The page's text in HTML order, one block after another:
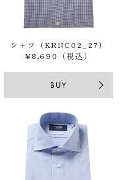
シャツ（KRNC02_27）
¥8,690（税込）
BUY